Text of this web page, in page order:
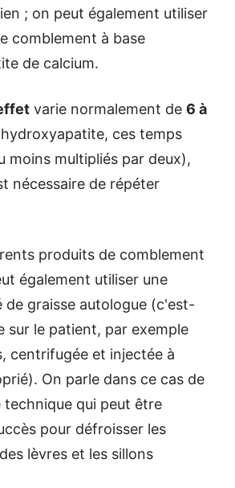
; on peut également utiliser
comblement à base
de calcium.
varie normalement de 6 à
ces temps
moins multipliés par deux),
nécessaire de répéter
produits de comblement
également utiliser une
graisse autologue (c'est-
sur le patient, par exemple
centrifugée et injectée à
On parle dans ce cas de
technique qui peut être
pour défroisser les
lèvres et les sillons